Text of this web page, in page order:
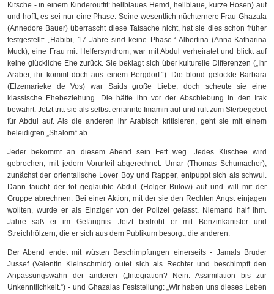
Kitsche - in einem Kinderoutfit: hellblaues Hemd, hellblaue, kurze Hosen) auf
und hofft, es sei nur eine Phase. Seine wesentlich nüchternere Frau Ghazala
(Annedore Bauer) überrascht diese Tatsache nicht, hat sie dies schon früher
festgestellt: „Habibi, 17 Jahre sind keine Phase.“ Albertina (Anna-Katharina
Muck), eine Frau mit Helfersyndrom, war mit Abdul verheiratet und blickt auf
keine glückliche Ehe zurück. Sie beklagt sich über kulturelle Differenzen („Ihr
Araber, ihr kommt doch aus einem Bergdorf.“). Die blond gelockte Barbara
(Elzemarieke de Vos) war Saids große Liebe, doch scheute sie eine
klassische Ehebeziehung. Die hätte ihn vor der Abschiebung in den Irak
bewahrt. Jetzt tritt sie als selbst ernannte Imamin auf und ruft zum Sterbegebet
für Abdul auf. Als die anderen ihr Arabisch kritisieren, geht sie mit einem
beleidigten „Shalom“ ab.
Jeder bekommt an diesem Abend sein Fett weg. Jedes Klischee wird
gebrochen, mit jedem Vorurteil abgerechnet. Umar (Thomas Schumacher),
zunächst der orientalische Lover Boy und Rapper, entpuppt sich als schwul.
Dann taucht der tot geglaubte Abdul (Holger Bülow) auf und will mit der
Gruppe abrechnen. Bei einer Aktion, mit der sie den Rechten Angst einjagen
wollten, wurde er als Einziger von der Polizei gefasst. Niemand half ihm.
Jahre saß er im Gefängnis. Jetzt bedroht er mit Benzinkanister und
Streichhölzern, die er sich aus dem Publikum besorgt, die anderen.
Der Abend endet mit wüsten Beschimpfungen einerseits - Jamals Bruder
Jussef (Valentin Kleinschmidt) outet sich als Rechter und beschimpft den
Anpassungswahn der anderen („Integration? Nein. Assimilation bis zur
Unkenntlichkeit.“) - und Ghazalas Feststellung: „Wir haben uns dieses Leben